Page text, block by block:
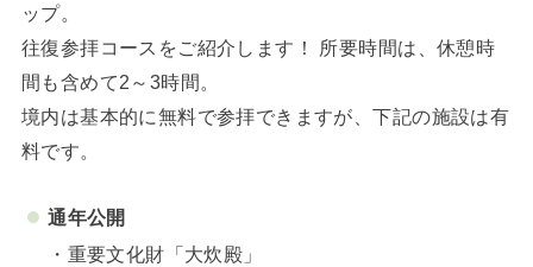
ップ。
往復参拝コースをご紹介します！ 所要時間は、休憩時
間も含めて2～3時間。
境内は基本的に無料で参拝できますが、下記の施設は有
料です。
通年公開
・重要文化財「大炊殿」